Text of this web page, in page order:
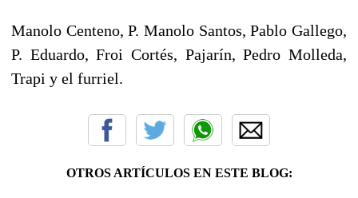
Manolo Centeno, P. Manolo Santos, Pablo Gallego,
P. Eduardo, Froi Cortés, Pajarín, Pedro Molleda,
Trapi y el furriel.
OTROS ARTÍCULOS EN ESTE BLOG: